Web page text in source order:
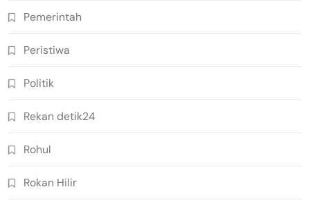
Pemerintah
Peristiwa
Politik
Rekan detik24
Rohul
Rokan Hilir